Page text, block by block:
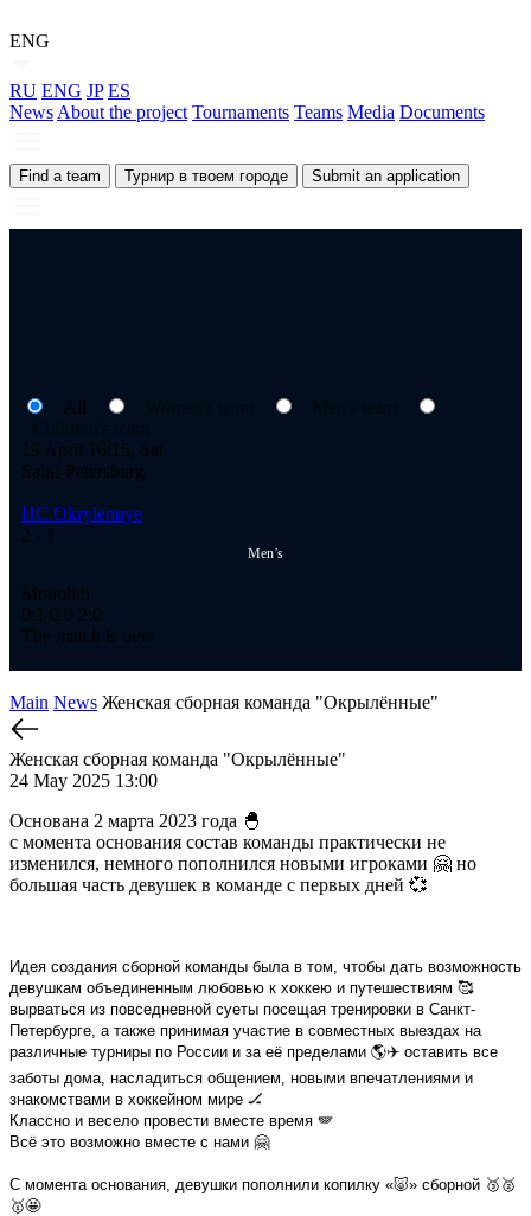
ENG
RU ENG JP ES
News About the project Tournaments Teams Media Documents
Find a team Турнир в твоем городе Submit an application
All
19 April 16:15, Sat
Saint-Petersburg
HC Okrylennye
2 - 1
Men’s
Monolith
0:1 0:0 2:0
The match is over
Main News Женская сборная команда "Окрылённые"
Женская сборная команда "Окрылённые"
24 May 2025 13:00
Основана 2 марта 2023 года 🐣
с момента основания состав команды практически не
изменился, немного пополнился новыми игроками 🤗 но
большая часть девушек в команде с первых дней 💞
Идея создания сборной команды была в том, чтобы дать возможность
девушкам объединенным любовью к хоккею и путешествиям 🥰
вырваться из повседневной суеты посещая тренировки в Санкт-
Петербурге, а также принимая участие в совместных выездах на
различные турниры по России и за её пределами 🌎✈️ оставить все
заботы дома, насладиться общением, новыми впечатлениями и
знакомствами в хоккейном мире 🏒
Классно и весело провести вместе время 🪽
Всё это возможно вместе с нами 🤗
С момента основания, девушки пополнили копилку «🐷» сборной 🥉🥈
🥇🤩